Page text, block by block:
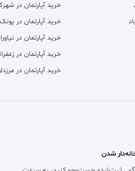
خرید آپارتمان در
خرید آپارتمان در
خرید آپارتمان در
خرید آپارتمان در
خرید آپارتمان در
شدن